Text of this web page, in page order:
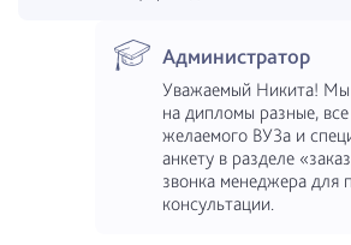
Администратор
Уважаемый Никита!
на дипломы разные,
желаемого ВУЗа и
анкету в разделе
звонка менеджера для
консультации.